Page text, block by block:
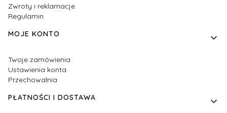
Zwroty i reklamacje
Regulamin
MOJE KONTO
Twoje zamówienia
Ustawienia konta
Przechowalnia
PŁATNOŚCI I DOSTAWA